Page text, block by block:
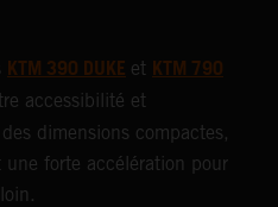
KTM 390 DUKE et KTM 790
accessibilité et
dimensions compactes,
forte accélération pour